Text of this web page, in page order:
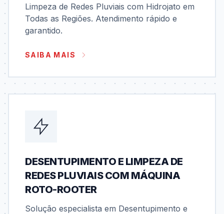
Limpeza de Redes Pluviais com Hidrojato em
Todas as Regiões. Atendimento rápido e
garantido.
SAIBA MAIS
DESENTUPIMENTO E LIMPEZA DE
REDES PLUVIAIS COM MÁQUINA
ROTO-ROOTER
Solução especialista em Desentupimento e